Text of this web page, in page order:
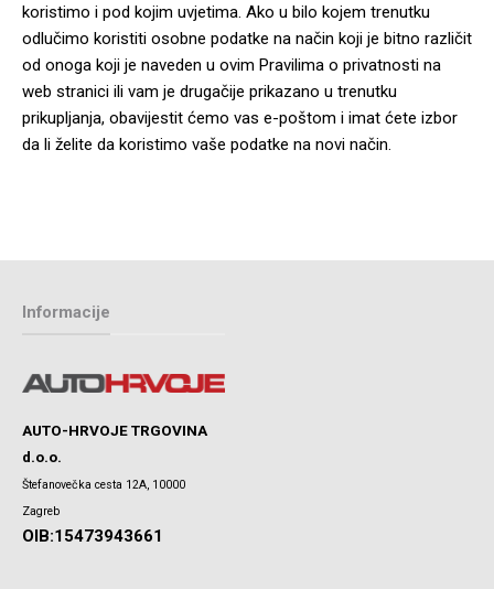
koristimo i pod kojim uvjetima. Ako u bilo kojem trenutku
odlučimo koristiti osobne podatke na način koji je bitno različit
od onoga koji je naveden u ovim Pravilima o privatnosti na
web stranici ili vam je drugačije prikazano u trenutku
prikupljanja, obavijestit ćemo vas e-poštom i imat ćete izbor
da li želite da koristimo vaše podatke na novi način.
Informacije
AUTO-HRVOJE TRGOVINA
d.o.o.
Štefanovečka cesta 12A, 10000
Zagreb
OIB:15473943661